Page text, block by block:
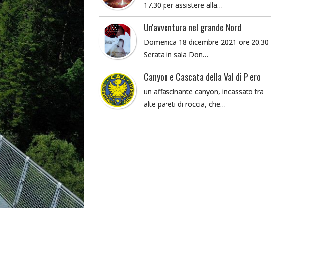
17.30 per assistere alla…
Un'avventura nel grande Nord
Domenica 18 dicembre 2021 ore 20.30
Serata in sala Don…
Canyon e Cascata della Val di Piero
un affascinante canyon, incassato tra
alte pareti di roccia, che…